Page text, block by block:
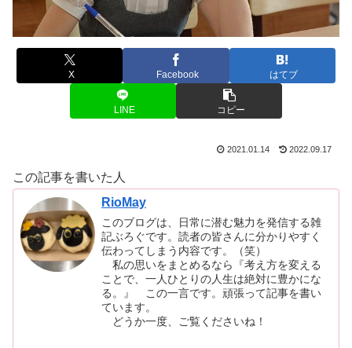
X Facebook はてブ
LINE コピー
2021.01.14 2022.09.17
この記事を書いた人
RioMay
このブログは、日常に潜む魅力を発信する雑
記ぶろぐです。読者の皆さんに分かりやすく
伝わってしまう内容です。（笑）
私の思いをまとめるなら『考え方を変える
ことで、一人ひとりの人生は絶対に豊かにな
る。』 この一言です。頑張って記事を書い
ています。
どうか一度、ご覧くださいね！